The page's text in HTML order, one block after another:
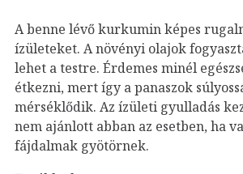
A benne lévő kurkumin képes
ízületeket. A növényi olajok
lehet a testre. Érdemes minél
étkezni, mert így a panaszok
mérséklődik. Az ízületi gyulladás
nem ajánlott abban az esetben, ha
fájdalmak gyötörnek.